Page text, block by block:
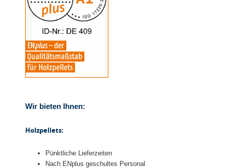
Wir bieten Ihnen:
Holzpellets:
Pünktliche Lieferzeiten
Nach ENplus geschultes Personal